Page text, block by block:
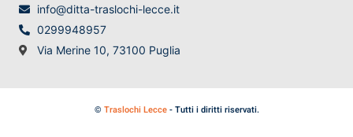
info@ditta-traslochi-lecce.it
0299948957
Via Merine 10, 73100 Puglia
© Traslochi Lecce- Tutti i diritti riservati.